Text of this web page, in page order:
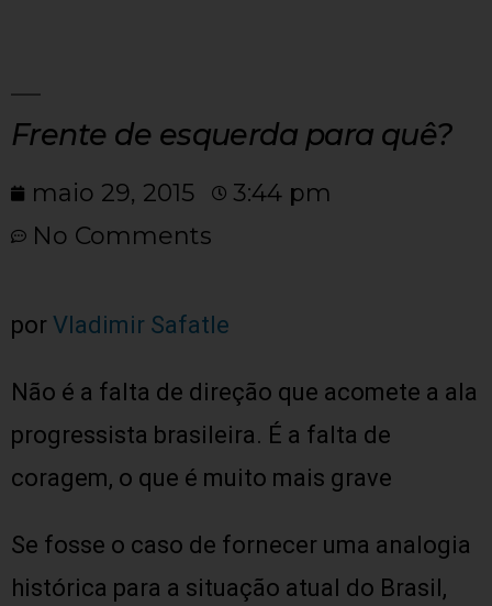
Frente de esquerda para quê?
maio 29, 2015
3:44 pm
No Comments
por Vladimir Safatle
Não é a falta de direção que acomete a ala
progressista brasileira. É a falta de
coragem, o que é muito mais grave
Se fosse o caso de fornecer uma analogia
histórica para a situação atual do Brasil,